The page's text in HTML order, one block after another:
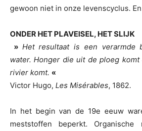
gewoon niet in onze levenscyclus.
ONDER HET PLAVEISEL, HET SLIJK
» Het resultaat is een verarmde
water. Honger die uit de ploeg
rivier komt. «
Victor Hugo, Les Misérables, 1862.
In het begin van de 19e eeuw
meststoffen beperkt.